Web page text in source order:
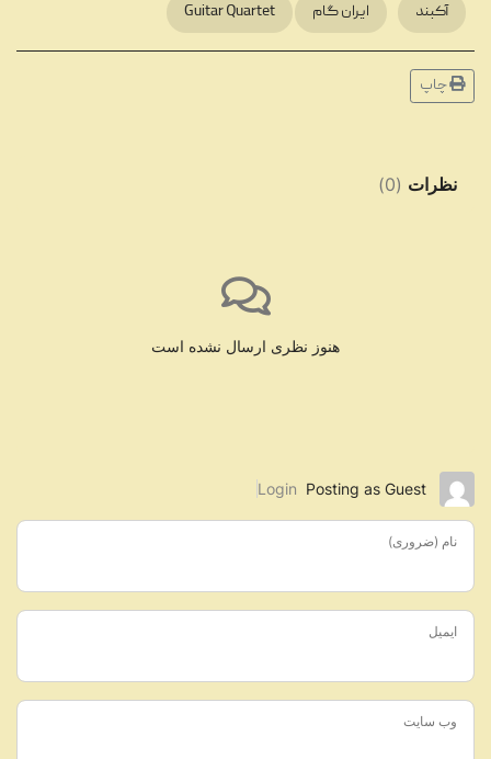
آکبند ایران گام Guitar Quartet
چاپ
نظرات (
0
)
هنوز نظری ارسال نشده است
Posting as Guest
Login
نام (ضروری)
ایمیل
وب سایت